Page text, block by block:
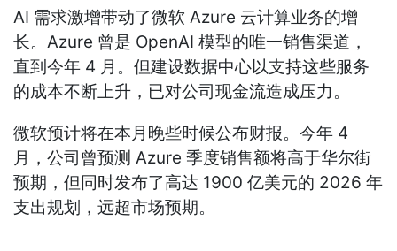
AI 需求激增带动了微软 Azure 云计算业务的增
长。Azure 曾是 OpenAI 模型的唯一销售渠道，
直到今年 4 月。但建设数据中心以支持这些服务
的成本不断上升，已对公司现金流造成压力。
微软预计将在本月晚些时候公布财报。今年 4
月，公司曾预测 Azure 季度销售额将高于华尔街
预期，但同时发布了高达 1900 亿美元的 2026 年
支出规划，远超市场预期。